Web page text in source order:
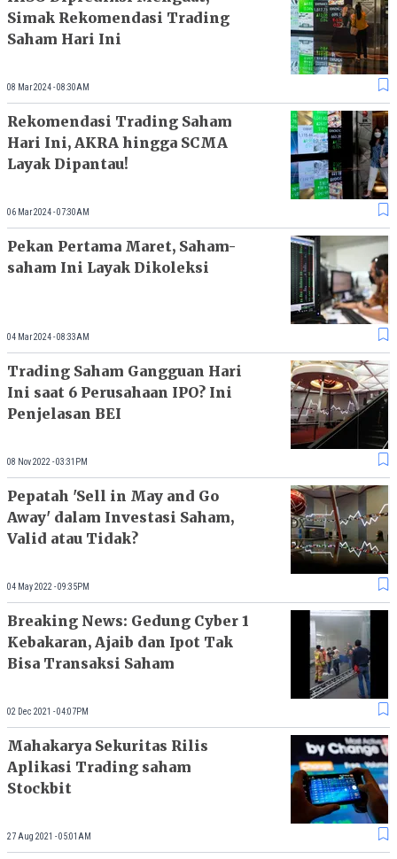
Simak Rekomendasi Trading
Saham Hari Ini
08 Mar 2024 - 08:30AM
Rekomendasi Trading Saham
Hari Ini, AKRA hingga SCMA
Layak Dipantau!
06 Mar 2024 - 07:30AM
Pekan Pertama Maret, Saham-
saham Ini Layak Dikoleksi
04 Mar 2024 - 08:33AM
Trading Saham Gangguan Hari
Ini saat 6 Perusahaan IPO? Ini
Penjelasan BEI
08 Nov 2022 - 03:31PM
Pepatah 'Sell in May and Go
Away' dalam Investasi Saham,
Valid atau Tidak?
04 May 2022 - 09:35PM
Breaking News: Gedung Cyber 1
Kebakaran, Ajaib dan Ipot Tak
Bisa Transaksi Saham
02 Dec 2021 - 04:07PM
Mahakarya Sekuritas Rilis
Aplikasi Trading saham
Stockbit
27 Aug 2021 - 05:01AM